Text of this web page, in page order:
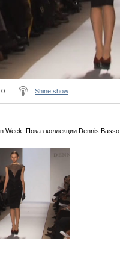
0 Shine show
Week. Показ коллекции Dennis Basso.